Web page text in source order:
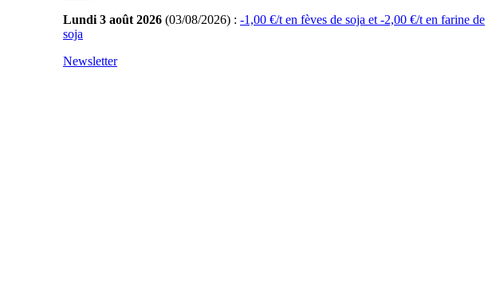
Lundi 3 août 2026 (03/08/2026) : -1,00 €/t en fèves de soja et -2,00 €/t en farine de
soja
Newsletter